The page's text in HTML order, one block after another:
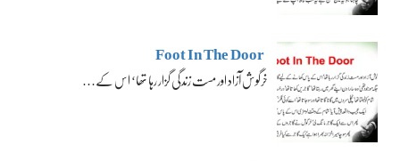
Foot In The Door
خرگوش آزاد اور مست زندگی گزار رہا تھا‘ اس کے…